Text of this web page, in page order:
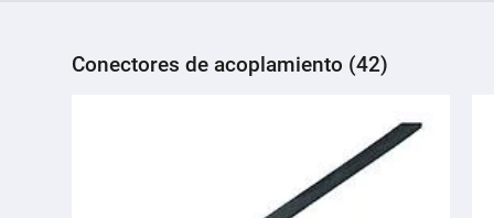
Conectores de acoplamiento (42)